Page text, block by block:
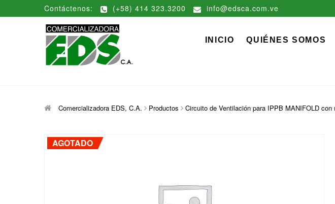
Contáctenos: (+58) 414 323.3200 info@edsca.com.ve
Comercializadora
INICIO QUIÉNES SOMOS
Comercializadora EDS, C.A. Productos Circuito de Ventilación para IPPB MANIFOLD
AGOTADO